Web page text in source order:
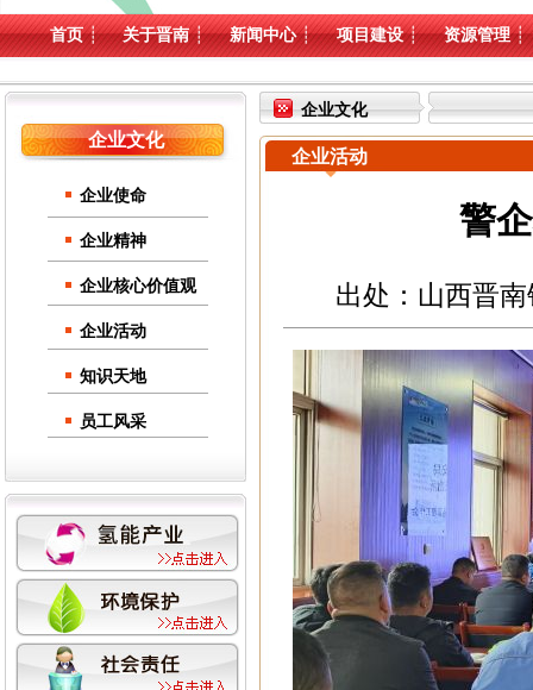
首页 ┊ 关于晋南 ┊ 新闻中心 ┊ 项目建设 ┊ 资源管理 ┊
企业文化
企业使命
企业精神
企业核心价值观
企业活动
知识天地
员工风采
企业文化
企业活动
警
出处：山西晋